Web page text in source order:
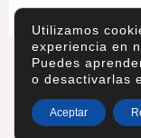
Utilizamos
experiencia en
Puedes
o desactivarlas
Aceptar